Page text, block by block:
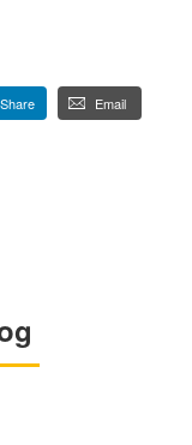
Share Email